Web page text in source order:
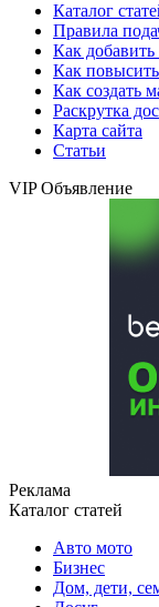
Каталог
Правила
Как
Как
Как создать
Раскрутка
Карта сайта
Статьи
VIP Объявление
Реклама
Каталог статей
Авто мото
Бизнес
Дом, дети,